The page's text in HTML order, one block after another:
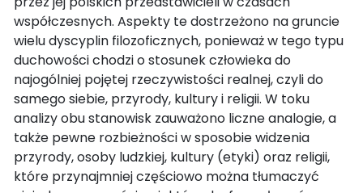
współczesnych. Aspekty te dostrzeżono na gruncie
wielu dyscyplin filozoficznych, ponieważ w tego typu
duchowości chodzi o stosunek człowieka do
najogólniej pojętej rzeczywistości realnej, czyli do
samego siebie, przyrody, kultury i religii. W toku
analizy obu stanowisk zauważono liczne analogie, a
także pewne rozbieżności w sposobie widzenia
przyrody, osoby ludzkiej, kultury (etyki) oraz religii,
które przynajmniej częściowo można tłumaczyć